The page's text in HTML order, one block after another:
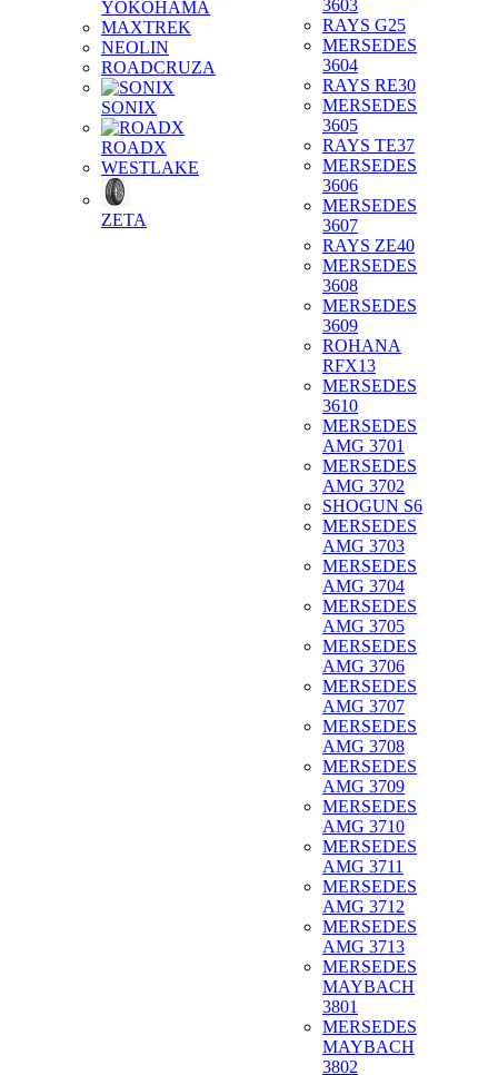
YOKOHAMA
MAXTREK
NEOLIN
ROADCRUZA
SONIX
ROADX
WESTLAKE
ZETA
3603
RAYS G25
MERSEDES
3604
RAYS RE30
MERSEDES
3605
RAYS TE37
MERSEDES
3606
MERSEDES
3607
RAYS ZE40
MERSEDES
3608
MERSEDES
3609
ROHANA
RFX13
MERSEDES
3610
MERSEDES
AMG 3701
MERSEDES
AMG 3702
SHOGUN S6
MERSEDES
AMG 3703
MERSEDES
AMG 3704
MERSEDES
AMG 3705
MERSEDES
AMG 3706
MERSEDES
AMG 3707
MERSEDES
AMG 3708
MERSEDES
AMG 3709
MERSEDES
AMG 3710
MERSEDES
AMG 3711
MERSEDES
AMG 3712
MERSEDES
AMG 3713
MERSEDES
MAYBACH
3801
MERSEDES
MAYBACH
3802